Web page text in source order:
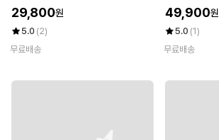
29,800원
5.0 (2)
무료배송
49,900원
5.0 (1)
무료배송